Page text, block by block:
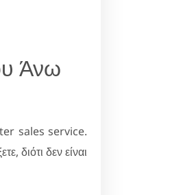
Άνω
sales service.
διότι δεν είναι